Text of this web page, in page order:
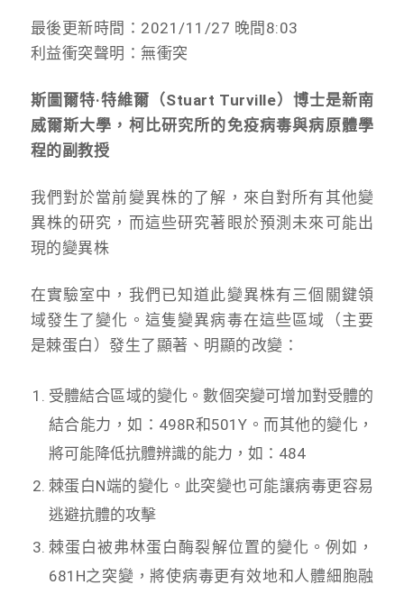
最後更新時間：2021/11/27 晚間8:03
利益衝突聲明：無衝突
斯圖爾特·特維爾（Stuart Turville）博士是新南
威爾斯大學，柯比研究所的免疫病毒與病原體學
程的副教授
我們對於當前變異株的了解，來自對所有其他變
異株的研究，而這些研究著眼於預測未來可能出
現的變異株
在實驗室中，我們已知道此變異株有三個關鍵領
域發生了變化。這隻變異病毒在這些區域（主要
是棘蛋白）發生了顯著、明顯的改變：
受體結合區域的變化。數個突變可增加對受體的
結合能力，如：498R和501Y。而其他的變化，
將可能降低抗體辨識的能力，如：484
棘蛋白N端的變化。此突變也可能讓病毒更容易
逃避抗體的攻擊
棘蛋白被弗林蛋白酶裂解位置的變化。例如，
681H之突變，將使病毒更有效地和人體細胞融